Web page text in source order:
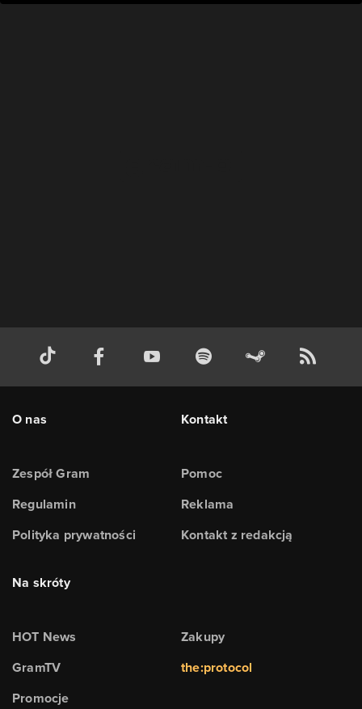
O nas
Zespół Gram
Regulamin
Polityka prywatności
Kontakt
Pomoc
Reklama
Kontakt z redakcją
Na skróty
HOT News
GramTV
Promocje
Zakupy
the:protocol